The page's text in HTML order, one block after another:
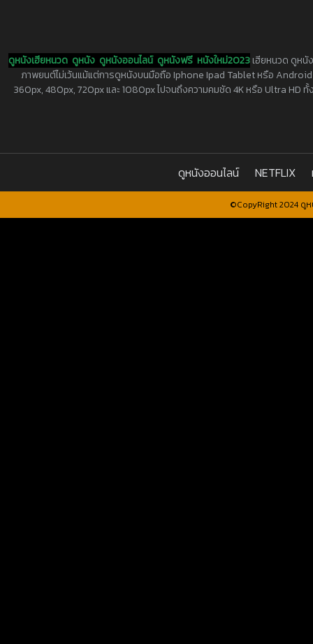
ดูหนังเฮียหนวด ดูหนัง ดูหนังออนไลน์ ดูหนังฟรี หนังใหม่2023เฮียหนวด ดูหนั
ภาพยนต์ไม่เว้นแม้แต่การดูหนังบนมือถือ Iphone Ipad Tablet หรือ
360px, 480px, 720px และ 1080px ไปจนถึงความคมชัด 4K หรือ Ultra HD
ดูหนังออนไลน์ NETFLIX
©CopyRight 2024 ดู